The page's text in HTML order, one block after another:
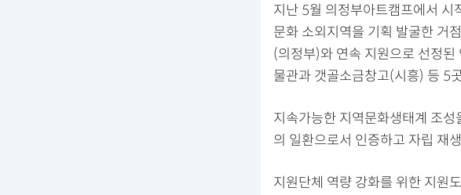
지난 5월 의정부아트캠프에서 시
문화 소외지역을 기획 발굴한 거
(의정부)와 연속 지원으로 선정
물관과 갯골소금창고(시흥) 등 5
지속가능한 지역문화생태계 조
의 일환으로서 인증하고 자립 재
지원단체 역량 강화를 위한 지원